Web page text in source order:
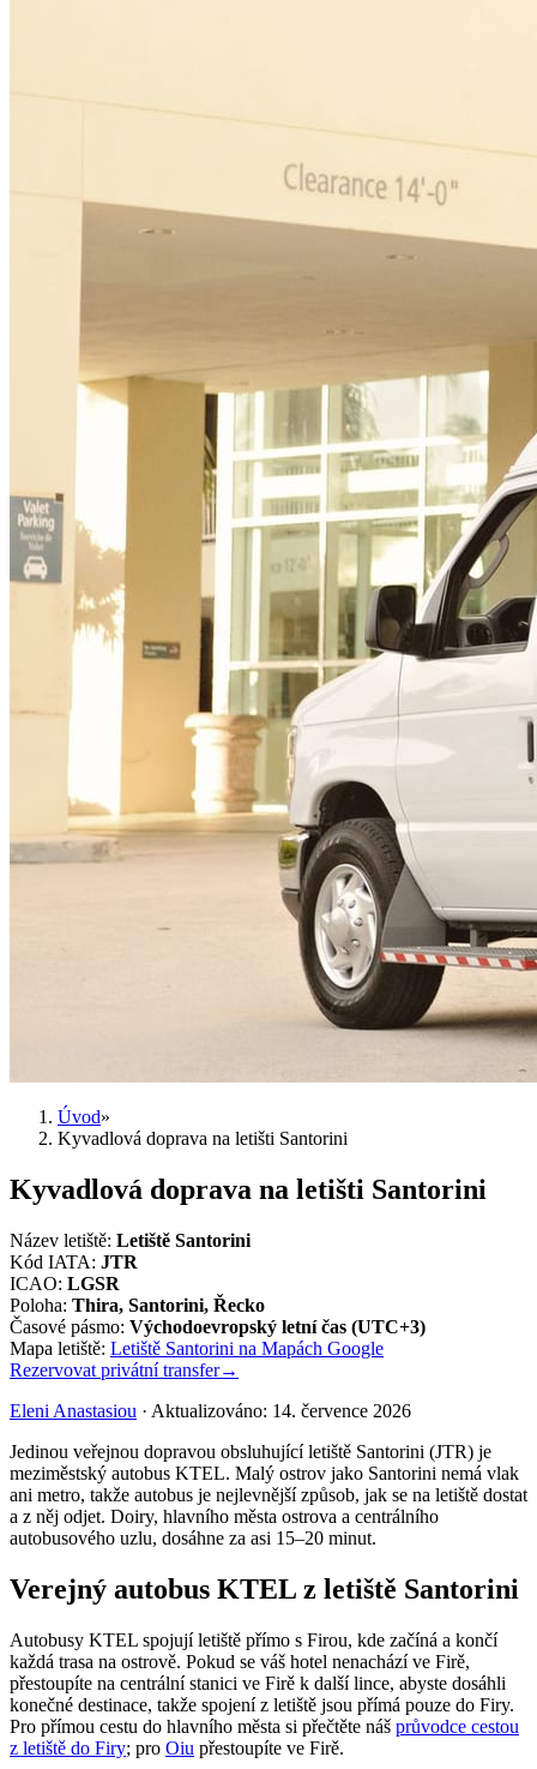
Úvod»
Kyvadlová doprava na letišti Santorini
Kyvadlová doprava na letišti Santorini
Název letiště: Letiště Santorini
Kód IATA: JTR
ICAO: LGSR
Poloha: Thira, Santorini, Řecko
Časové pásmo: Východoevropský letní čas (UTC+3)
Mapa letiště: Letiště Santorini na Mapách Google
Rezervovat privátní transfer→
Eleni Anastasiou · Aktualizováno: 14. července 2026
Jedinou veřejnou dopravou obsluhující letiště Santorini (JTR) je
meziměstský autobus KTEL. Malý ostrov jako Santorini nemá vlak
ani metro, takže autobus je nejlevnější způsob, jak se na letiště dostat
a z něj odjet. Doiry, hlavního města ostrova a centrálního
autobusového uzlu, dosáhne za asi 15–20 minut.
Verejný autobus KTEL z letiště Santorini
Autobusy KTEL spojují letiště přímo s Firou, kde začíná a končí
každá trasa na ostrově. Pokud se váš hotel nenachází ve Firě,
přestoupíte na centrální stanici ve Firě k další lince, abyste dosáhli
konečné destinace, takže spojení z letiště jsou přímá pouze do Firy.
Pro přímou cestu do hlavního města si přečtěte náš průvodce cestou
z letiště do Firy; pro Oiu přestoupíte ve Firě.